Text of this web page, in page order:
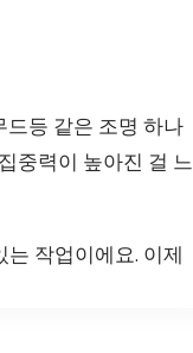
드등 같은 조명 하나
중력이 높아진 걸 느
작업이에요. 이제